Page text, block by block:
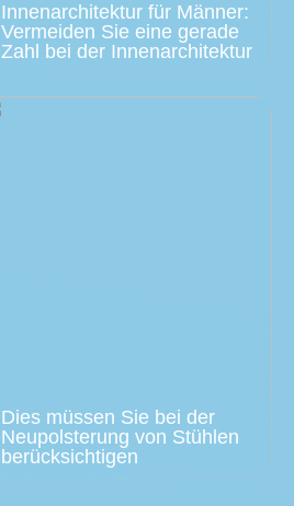
Innenarchitektur für Männer:
Vermeiden Sie eine gerade
Zahl bei der Innenarchitektur
Dies müssen Sie bei der
Neupolsterung von Stühlen
berücksichtigen